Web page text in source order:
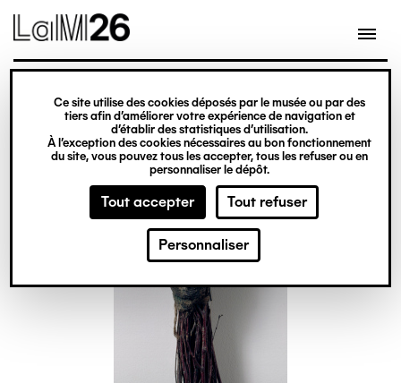
Gestion des cookies
Ce site utilise des cookies déposés par le musée ou par des
tiers afin d’améliorer votre expérience de navigation et
d’établir des statistiques d’utilisation.
À l’exception des cookies nécessaires au bon fonctionnement
du site, vous pouvez tous les accepter, tous les refuser ou en
personnaliser le dépôt.
Tout accepter Tout refuser
Personnaliser
contenu